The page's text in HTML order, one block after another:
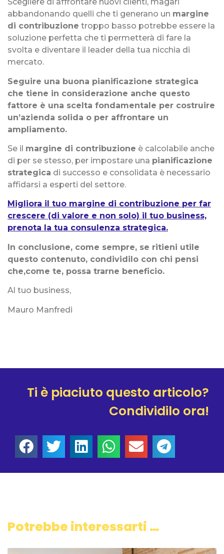
abbandonando quelli che ti generano un margine
di contribuzione troppo basso potrebbe essere la
soluzione perfetta che ti permetterà di fare la
svolta e diventare il leader della tua nicchia di
mercato.
Seguire una buona pianificazione strategica
che tiene in considerazione anche questo
fattore è una scelta fondamentale per costruire
un’azienda solida o per affrontare un
ampliamento.
Se il margine di contribuzione è calcolabile anche
di per se stesso, per impostare una pianificazione
strategica di successo e consolidata è necessario
affidarsi a esperti del settore.
Migliora il tuo margine di contribuzione per far
crescere (di valore e non solo) il tuo business,
prenota la tua consulenza strategica.
In conclusione, come sempre, se ritieni utile
questo contenuto, condividilo con chi pensi
che,come te, possa trarne beneficio.
Al tuo business,
Mauro Manfredi
Ti è piaciuto questo articolo?
Condividilo ora!
Potrebbe interessarti …